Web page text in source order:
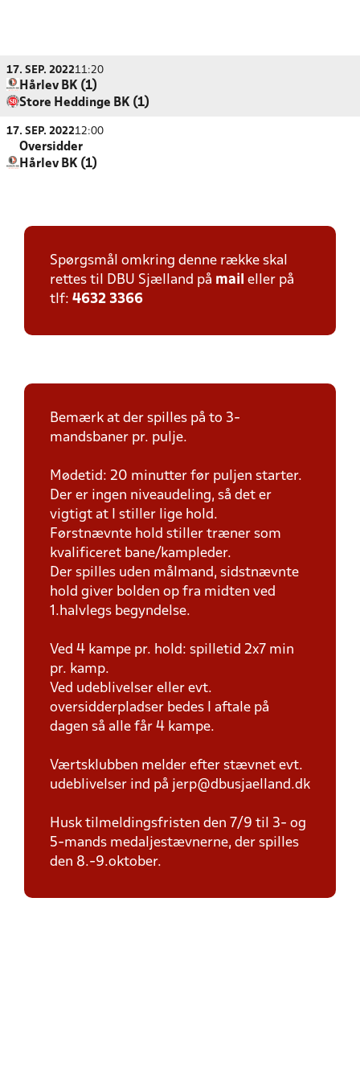
17. SEP. 202211:20
Hårlev BK (1)
Store Heddinge BK (1)
17. SEP. 202212:00
Oversidder
Hårlev BK (1)
Spørgsmål omkring denne række skal
rettes til DBU Sjælland på mail eller på
tlf: 4632 3366
Bemærk at der spilles på to 3-
mandsbaner pr. pulje.
Mødetid: 20 minutter før puljen starter.
Der er ingen niveaudeling, så det er
vigtigt at I stiller lige hold.
Førstnævnte hold stiller træner som
kvalificeret bane/kampleder.
Der spilles uden målmand, sidstnævnte
hold giver bolden op fra midten ved
1.halvlegs begyndelse.
Ved 4 kampe pr. hold: spilletid 2x7 min
pr. kamp.
Ved udeblivelser eller evt.
oversidderpladser bedes I aftale på
dagen så alle får 4 kampe.
Værtsklubben melder efter stævnet evt.
udeblivelser ind på jerp@dbusjaelland.dk
Husk tilmeldingsfristen den 7/9 til 3- og
5-mands medaljestævnerne, der spilles
den 8.-9.oktober.